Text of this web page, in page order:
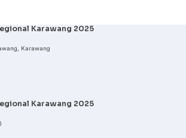
Karawang 2025
Karawang
Karawang 2025